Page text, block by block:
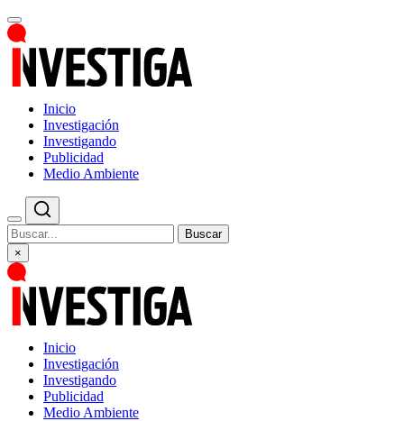
Inicio
Investigación
Investigando
Publicidad
Medio Ambiente
Buscar
×
Inicio
Investigación
Investigando
Publicidad
Medio Ambiente